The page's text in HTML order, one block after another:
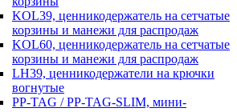
KOL39, ценникодержатель на сетчатые
корзины и манежи для распродаж
KOL60, ценникодержатель на сетчатые
корзины и манежи для распродаж
LH39, ценникодержатели на крючки
вогнутые
PP-TAG / PP-TAG-SLIM, мини-